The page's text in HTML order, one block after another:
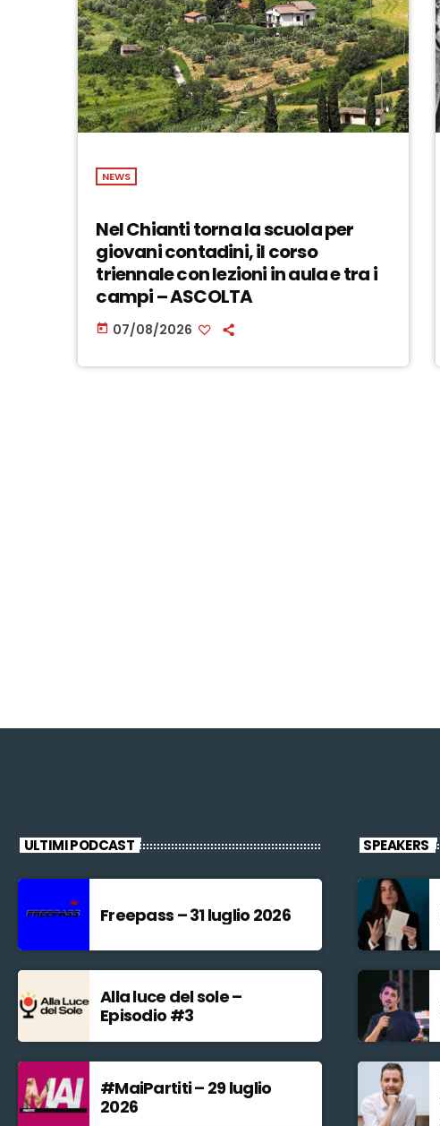
NEWS
Nel Chianti torna la scuola per
giovani contadini, il corso
triennale con lezioni in aula e tra i
campi – ASCOLTA
today 07/08/2026
ULTIMI PODCAST
Freepass – 31 luglio 2026
Alla luce del sole –
Episodio #3
#MaiPartiti – 29 luglio
2026
SPEAKERS